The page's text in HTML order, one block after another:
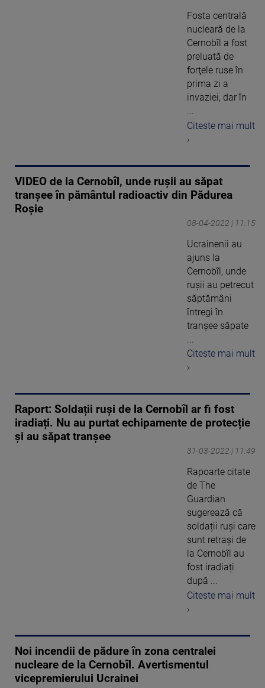
Fosta centrală
nucleară de la
Cernobîl a fost
preluată de
forţele ruse în
prima zi a
invaziei, dar în
...
Citeste mai mult
›
VIDEO de la Cernobîl, unde rușii au săpat
tranșee în pământul radioactiv din Pădurea
Roșie
08-04-2022 | 11:15
Ucrainenii au
ajuns la
Cernobîl, unde
ruşii au petrecut
săptămâni
întregi în
tranşee săpate
Citeste mai mult
›
Raport: Soldații ruși de la Cernobîl ar fi fost
iradiați. Nu au purtat echipamente de protecție
și au săpat tranșee
31-03-2022 | 11:49
Rapoarte citate
de The
Guardian
sugerează că
soldații ruși care
sunt retrași de
la Cernobîl au
fost iradiați
după ...
Citeste mai mult
›
Noi incendii de pădure în zona centralei
nucleare de la Cernobîl. Avertismentul
vicepremierului Ucrainei